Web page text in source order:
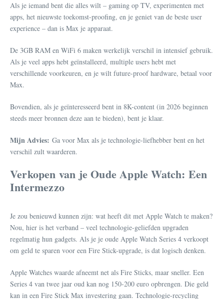
Als je iemand bent die alles wilt – gaming op TV, experimenten met
apps, het nieuwste toekomst-proofing, en je geniet van de beste user
experience – dan is Max je apparaat.
De 3GB RAM en WiFi 6 maken werkelijk verschil in intensief gebruik.
Als je veel apps hebt geïnstalleerd, multiple users hebt met
verschillende voorkeuren, en je wilt future-proof hardware, betaal voor
Max.
Bovendien, als je geïnteresseerd bent in 8K-content (in 2026 beginnen
steeds meer bronnen deze aan te bieden), bent je klaar.
Mijn Advies: Ga voor Max als je technologie-liefhebber bent en het
verschil zult waarderen.
Verkopen van je Oude Apple Watch: Een
Intermezzo
Je zou benieuwd kunnen zijn: wat heeft dit met Apple Watch te maken?
Nou, hier is het verband – veel technologie-geliefden upgraden
regelmatig hun gadgets. Als je je oude Apple Watch Series 4 verkoopt
om geld te sparen voor een Fire Stick-upgrade, is dat logisch denken.
Apple Watches waarde afneemt net als Fire Sticks, maar sneller. Een
Series 4 van twee jaar oud kan nog 150-200 euro opbrengen. Die geld
kan in een Fire Stick Max investering gaan. Technologie-recycling